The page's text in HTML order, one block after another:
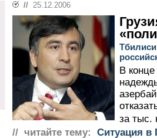
// 25.12.2006
В
за тыс.
// читайте тему:
Ситуация в